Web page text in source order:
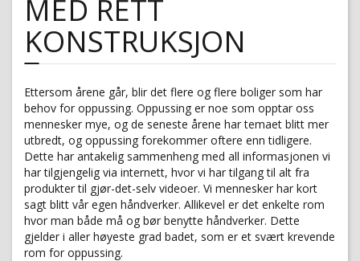
MED RETT
KONSTRUKSJON
Ettersom årene går, blir det flere og flere boliger som har
behov for oppussing. Oppussing er noe som opptar oss
mennesker mye, og de seneste årene har temaet blitt mer
utbredt, og oppussing forekommer oftere enn tidligere.
Dette har antakelig sammenheng med all informasjonen vi
har tilgjengelig via internett, hvor vi har tilgang til alt fra
produkter til gjør-det-selv videoer. Vi mennesker har kort
sagt blitt vår egen håndverker. Allikevel er det enkelte rom
hvor man både må og bør benytte håndverker. Dette
gjelder i aller høyeste grad badet, som er et svært krevende
rom for oppussing.